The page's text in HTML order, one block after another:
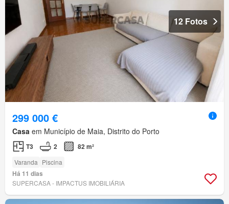
12 Fotos
299 000 €
Casa em Município de Maia, Distrito do Porto
T3 2 82 m²
Varanda Piscina
Há 11 dias
SUPERCASA - IMPACTUS IMOBILIÁRIA